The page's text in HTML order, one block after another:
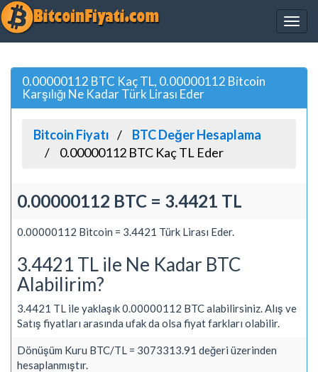
0.00000112 BTC Kaç TL, 0.00000112 Bitcoin
Karşılığı Ne Kadar Türk Lirası Eder
Bitcoin Fiyatı
BTC Değer Hesaplama
0.00000112 BTC Kaç TL Eder
0.00000112 BTC = 3.4421 TL
0.00000112 Bitcoin = 3.4421 Türk Lirası Eder.
3.4421 TL ile Ne Kadar BTC
Alabilirim?
3.4421 TL ile yaklaşık 0.00000112 BTC alabilirsiniz. Alış ve
Satış fiyatları arasında ufak da olsa fiyat farkları olabilir.
Dönüşüm Kuru BTC/TL = 3073313.91 değeri üzerinden
hesaplanmıştır.